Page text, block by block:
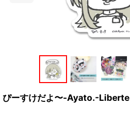
ぴーすけだよ〜-Ayato.-Liberte